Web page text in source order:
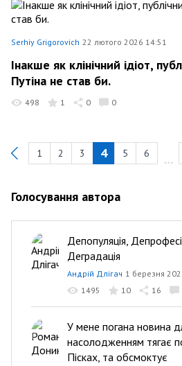
Serhiy Grigorovich 22 лютого 2026 14:51
Інакше як клінічний ідіот,
Путіна не став би.
498 1 0 0
Previous
1 2 3 4 5 6
Голосування автора
Депопуляція,
Деградація
Андрій Длігач 1 березня
1495
10 16
У мене погана новина
насолодженням тягає
Пісках, та обсмоктує